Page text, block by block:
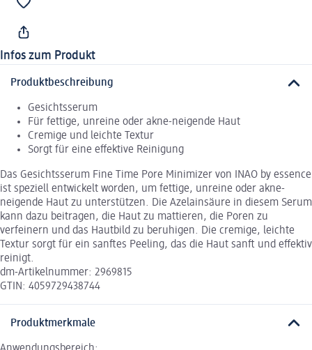
Infos zum Produkt
Produktbeschreibung
Gesichtsserum
Für fettige, unreine oder akne-neigende Haut
Cremige und leichte Textur
Sorgt für eine effektive Reinigung
Das Gesichtsserum Fine Time Pore Minimizer von INAO by essence
ist speziell entwickelt worden, um fettige, unreine oder akne-
neigende Haut zu unterstützen. Die Azelainsäure in diesem Serum
kann dazu beitragen, die Haut zu mattieren, die Poren zu
verfeinern und das Hautbild zu beruhigen. Die cremige, leichte
Textur sorgt für ein sanftes Peeling, das die Haut sanft und effektiv
reinigt.
dm-Artikelnummer: 2969815
GTIN: 4059729438744
Produktmerkmale